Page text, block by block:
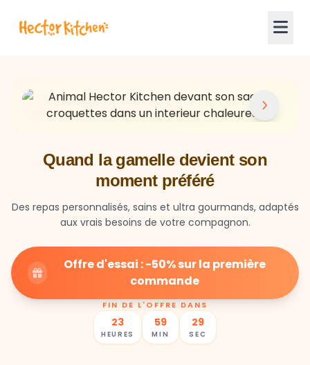
Quand la gamelle devient son
moment préféré
Des repas personnalisés, sains et ultra gourmands, adaptés
aux vrais besoins de votre compagnon.
Offre d'essai : -50% sur la première
commande
FIN DE L'OFFRE DANS
23
HEURES
59
MIN
27
SEC